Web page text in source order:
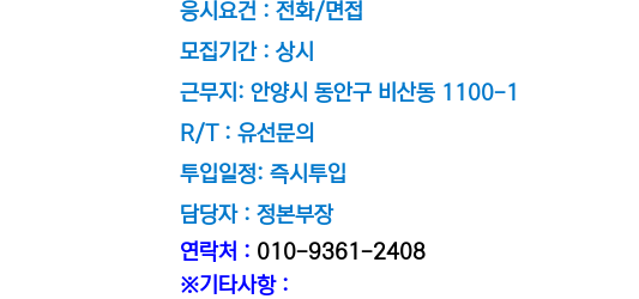
응시요건 : 전화/면접
모집기간 : 상시
근무지: 안양시 동안구 비산동 1100-1
R/T : 유선문의
투입일정: 즉시투입
담당자 : 정본부장
연락처 : 010-9361-2408
※기타사항 :